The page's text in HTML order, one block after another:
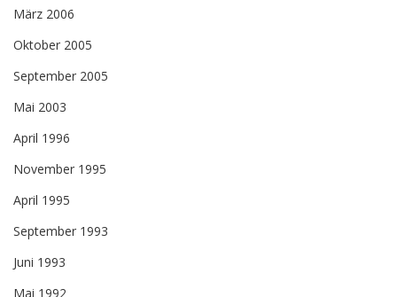
März 2006
Oktober 2005
September 2005
Mai 2003
April 1996
November 1995
April 1995
September 1993
Juni 1993
Mai 1992